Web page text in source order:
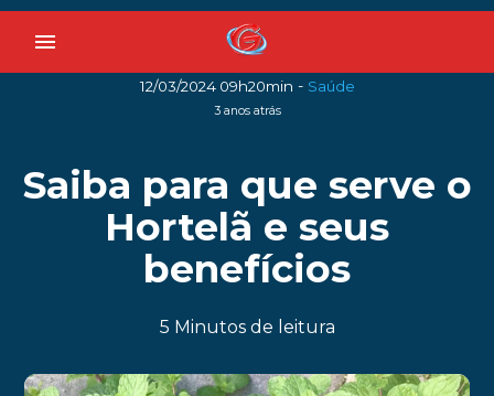
menu
12/03/2024 09h20min - Saúde
3 anos atrás
Saiba para que serve o
Hortelã e seus
benefícios
5 Minutos de leitura